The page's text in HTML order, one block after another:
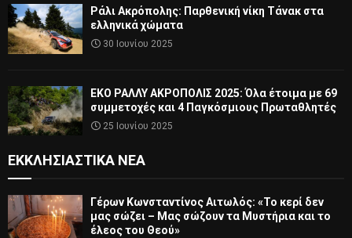
Ράλι Ακρόπολης: Παρθενική νίκη Τάνακ στα
ελληνικά χώματα
30 Ιουνίου 2025
ΕΚΟ ΡΑΛΛΥ ΑΚΡΟΠΟΛΙΣ 2025: Όλα έτοιμα με 69
συμμετοχές και 4 Παγκόσμιους Πρωταθλητές
25 Ιουνίου 2025
ΕΚΚΛΗΣΙΑΣΤΙΚΆ ΝΈΑ
Γέρων Κωνσταντίνος Αιτωλός: «Το κερί δεν
μας σώζει – Μας σώζουν τα Μυστήρια και το
έλεος του Θεού»